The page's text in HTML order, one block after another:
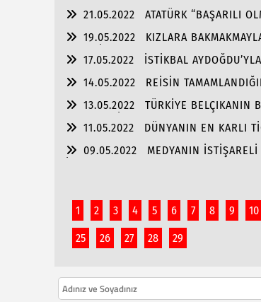
21.05.2022
ATATÜRK “BAŞARILI
19.05.2022
KIZLARA
17.05.2022
İSTİKBAL
14.05.2022
REİSİN
13.05.2022
TÜRKİYE BELÇIKANIN
11.05.2022
DÜNYANIN EN KARLI
09.05.2022
MEDYANIN
1 2 3 4 5 6 7 8 9 10
25 26 27 28 29